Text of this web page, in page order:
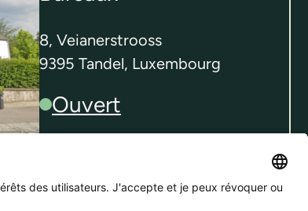
8, Veianerstrooss
9395 Tandel, Luxembourg
Ouvert